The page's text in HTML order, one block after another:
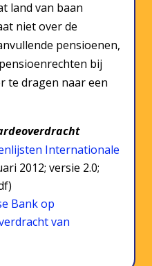
land van baan
niet over de
pensioenen,
bij
te dragen naar een
Internationale
2012; versie 2.0;
Bank op
van